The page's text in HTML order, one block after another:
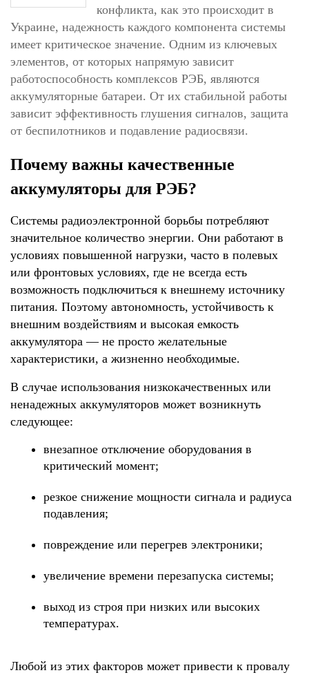
конфликта, как это происходит в
Украине, надежность каждого компонента системы
имеет критическое значение. Одним из ключевых
элементов, от которых напрямую зависит
работоспособность комплексов РЭБ, являются
аккумуляторные батареи. От их стабильной работы
зависит эффективность глушения сигналов, защита
от беспилотников и подавление радиосвязи.
Почему важны качественные
аккумуляторы для РЭБ?
Системы радиоэлектронной борьбы потребляют
значительное количество энергии. Они работают в
условиях повышенной нагрузки, часто в полевых
или фронтовых условиях, где не всегда есть
возможность подключиться к внешнему источнику
питания. Поэтому автономность, устойчивость к
внешним воздействиям и высокая емкость
аккумулятора — не просто желательные
характеристики, а жизненно необходимые.
В случае использования низкокачественных или
ненадежных аккумуляторов может возникнуть
следующее:
внезапное отключение оборудования в
критический момент;
резкое снижение мощности сигнала и радиуса
подавления;
повреждение или перегрев электроники;
увеличение времени перезапуска системы;
выход из строя при низких или высоких
температурах.
Любой из этих факторов может привести к провалу